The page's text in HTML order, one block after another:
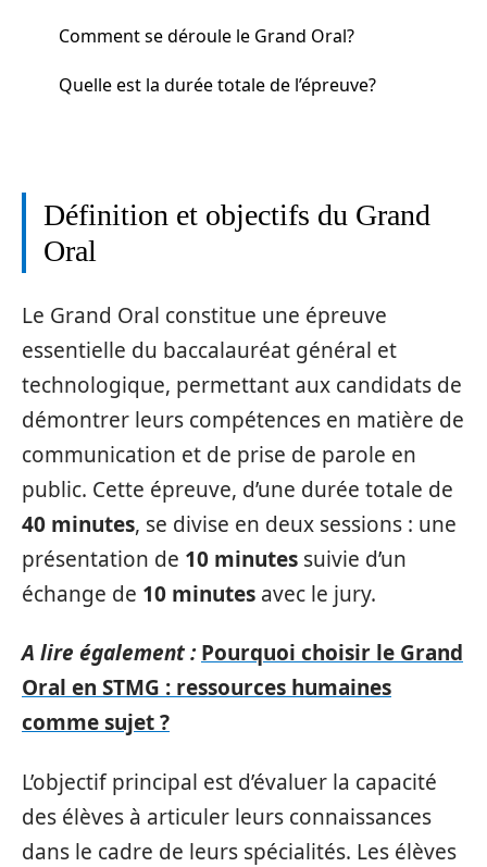
Comment se déroule le Grand Oral?
Quelle est la durée totale de l’épreuve?
Définition et objectifs du Grand
Oral
Le Grand Oral constitue une épreuve
essentielle du baccalauréat général et
technologique, permettant aux candidats de
démontrer leurs compétences en matière de
communication et de prise de parole en
public. Cette épreuve, d’une durée totale de
40 minutes, se divise en deux sessions : une
présentation de 10 minutes suivie d’un
échange de 10 minutes avec le jury.
A lire également : Pourquoi choisir le Grand
Oral en STMG : ressources humaines
comme sujet ?
L’objectif principal est d’évaluer la capacité
des élèves à articuler leurs connaissances
dans le cadre de leurs spécialités. Les élèves